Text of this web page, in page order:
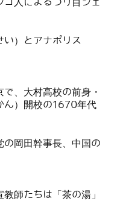
い）とアナポリス
で、大村高校の前身・
ん）開校の1670年代
の岡田幹事長、中国の
師たちは「茶の湯」